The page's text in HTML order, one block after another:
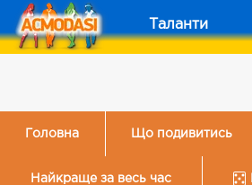
Таланти
Головна Що подивитись
Найкраще за весь час